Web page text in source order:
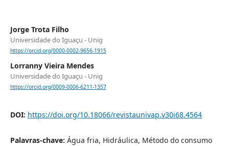
Jorge Trota Filho
Universidade do Iguaçu - Unig
https://orcid.org/0000-0002-9656-1915
Lorranny Vieira Mendes
Universidade do Iguaçu - Unig
https://orcid.org/0009-0006-6211-1357
DOI: https://doi.org/10.18066/revistaunivap.v30i68.4564
Palavras-chave: Água fria, Hidráulica, Método do consumo